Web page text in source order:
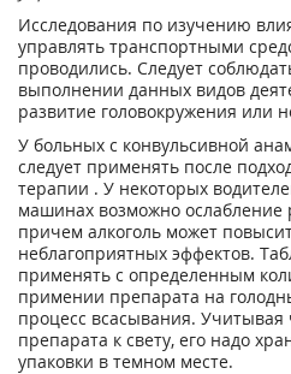
Исследования по изучению
управлять транспортными
проводились. Следует
выполнении данных видов
развитие головокружения или
У больных с конвульсивной
следует применять после
терапии . У некоторых
машинах возможно ослабление
причем алкоголь может
неблагоприятных эффектов.
применять с определенным
примении препарата на
процесс всасывания. Учитывая
препарата к свету, его надо
упаковки в темном месте.